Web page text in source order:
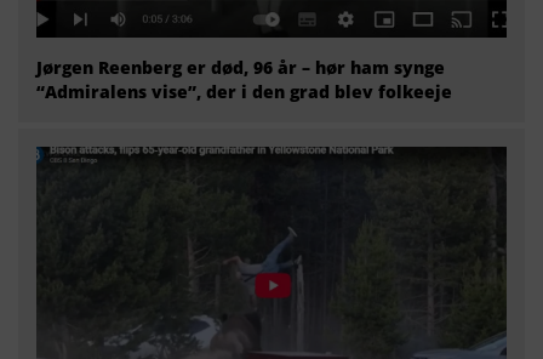
Jørgen Reenberg er død, 96 år – hør ham synge
“Admiralens vise”, der i den grad blev folkeeje